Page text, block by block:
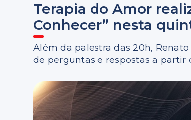
Terapia do Amor
Conhecer” nesta
Além da palestra das 20h,
de perguntas e respostas a partir